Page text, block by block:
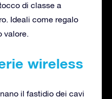
di classe a
Ideali come regalo
valore.
wireless
il fastidio dei cavi